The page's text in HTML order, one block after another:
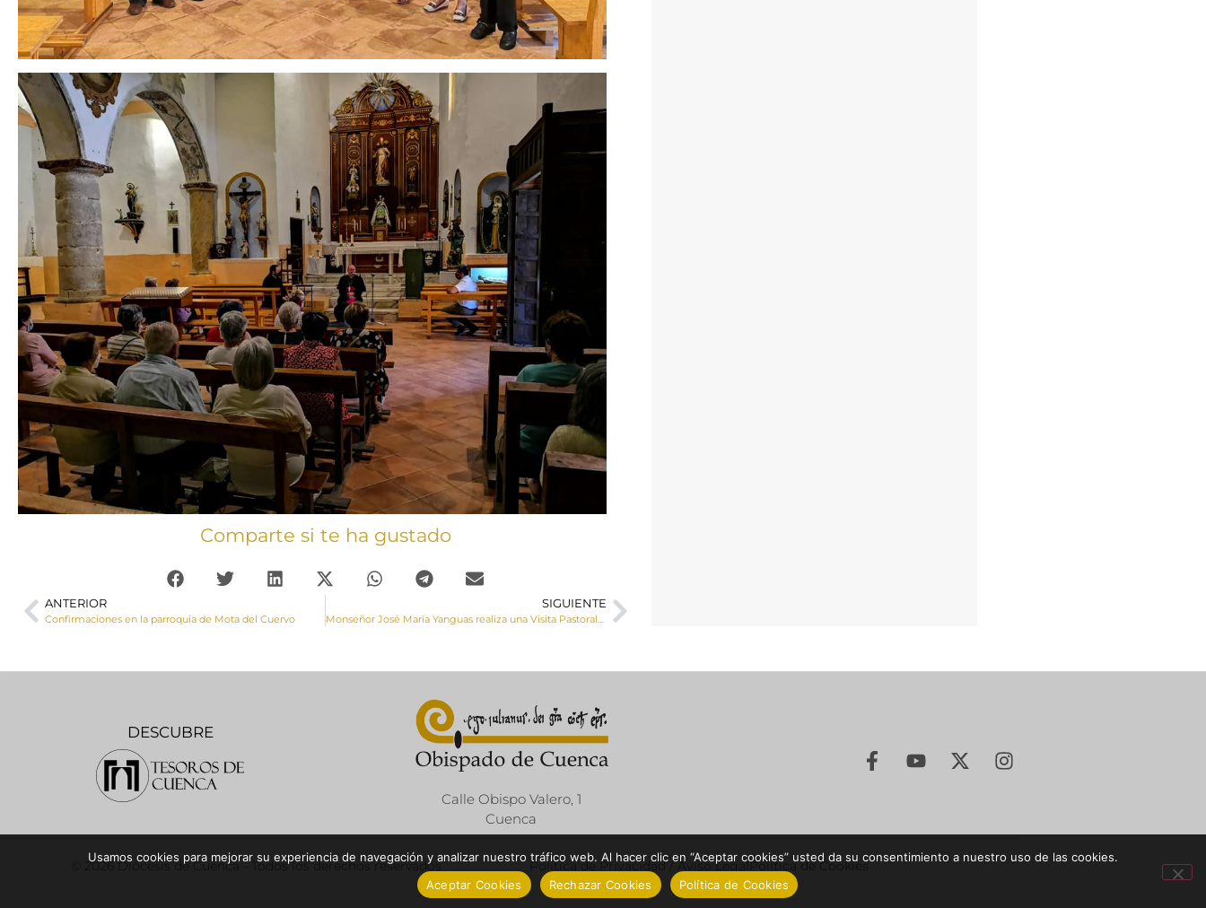
Comparte si te ha gustado
ANTERIOR
Confirmaciones en la parroquia de Mota del Cuervo
SIGUIENTE
Monseñor José María Yanguas realiza una Visita Pastoral a Garaballa
DESCUBRE
Calle Obispo Valero, 1
Cuenca
© 2026 Diócesis de Cuenca - Todos los derechos reservados Política de Privacidad / Aviso LegalPolítica de Cookies
Usamos cookies para mejorar su experiencia de navegación y analizar nuestro tráfico web. Al hacer clic en “Aceptar cookies” usted da su consentimiento a nuestro uso de las cookies.
Aceptar Cookies
Rechazar Cookies Política de Cookies